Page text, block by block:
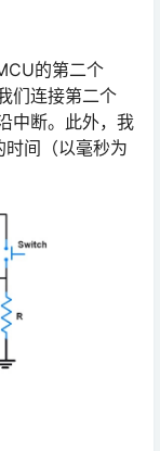
的第二个
们连接第二个
中断。此外，我
间（以毫秒为